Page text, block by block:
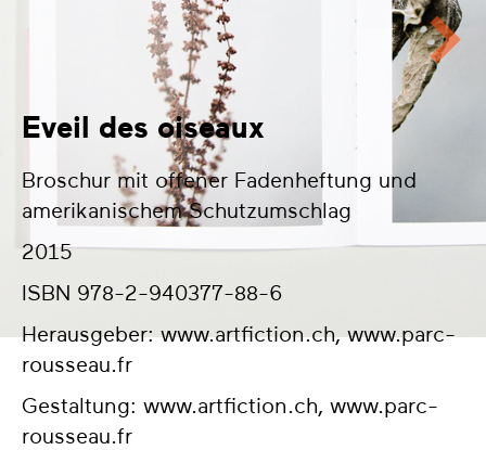
Eveil des oiseaux
Broschur mit offener Fadenheftung und
amerikanischem Schutzumschlag
2015
ISBN 978-2-940377-88-6
Herausgeber: www.artfiction.ch, www.parc-
rousseau.fr
Gestaltung: www.artfiction.ch, www.parc-
rousseau.fr